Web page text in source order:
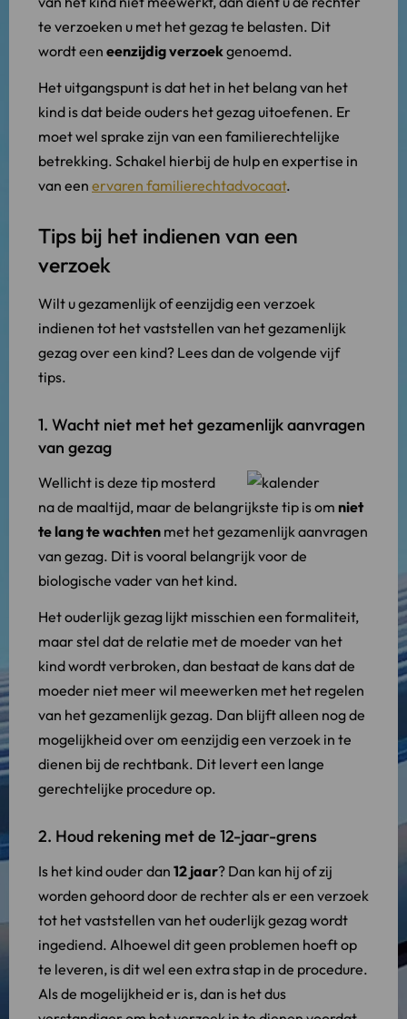
te verzoeken u met het gezag te belasten. Dit
wordt een eenzijdig verzoekgenoemd.
Het uitgangspunt is dat het in het belang van het
kind is dat beide ouders het gezag uitoefenen. Er
moet wel sprake zijn van een familierechtelijke
betrekking. Schakel hierbij de hulp en expertise in
van een ervaren familierechtadvocaat.
Tips bij het indienen van een
verzoek
Wilt u gezamenlijk of eenzijdig een verzoek
indienen tot het vaststellen van het gezamenlijk
gezag over een kind? Lees dan de volgende vijf
tips.
1. Wacht niet met het gezamenlijk aanvragen
van gezag
Wellicht is deze tip mosterd
na de maaltijd, maar de belangrijkste tip is om niet
te lang te wachten met het gezamenlijk aanvragen
van gezag. Dit is vooral belangrijk voor de
biologische vader van het kind.
Het ouderlijk gezag lijkt misschien een formaliteit,
maar stel dat de relatie met de moeder van het
kind wordt verbroken, dan bestaat de kans dat de
moeder niet meer wil meewerken met het regelen
van het gezamenlijk gezag. Dan blijft alleen nog de
mogelijkheid over om eenzijdig een verzoek in te
dienen bij de rechtbank. Dit levert een lange
gerechtelijke procedure op.
2. Houd rekening met de 12-jaar-grens
Is het kind ouder dan 12 jaar? Dan kan hij of zij
worden gehoord door de rechter als er een verzoek
tot het vaststellen van het ouderlijk gezag wordt
ingediend. Alhoewel dit geen problemen hoeft op
te leveren, is dit wel een extra stap in de procedure.
Als de mogelijkheid er is, dan is het dus